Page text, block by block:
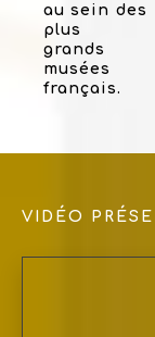
au sein des
plus
grands
musées
français.
VIDÉO